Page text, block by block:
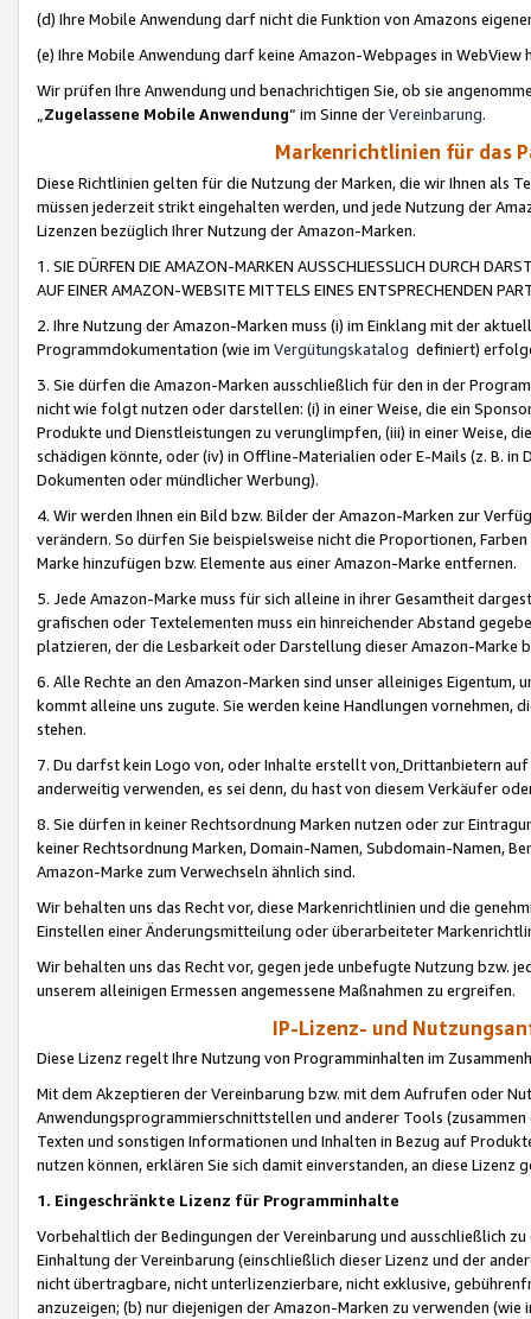
(d) Ihre Mobile Anwendung darf nicht die Funktion von Amazons
(e) Ihre Mobile Anwendung darf keine Amazon-Webpages in WebView
Wir prüfen Ihre Anwendung und benachrichtigen Sie, ob sie
„Zugelassene Mobile Anwendung“ im Sinne derVereinbarung.
Markenrichtlinien für das
Diese Richtlinien gelten für die Nutzung der Marken, die wir Ihnen als
müssen jederzeit strikt eingehalten werden, und jede Nutzung der
Lizenzen bezüglich Ihrer Nutzung der Amazon-Marken.
1. SIE DÜRFEN DIE AMAZON-MARKEN AUSSCHLIESSLICH DURCH
AUF EINER AMAZON-WEBSITE MITTELS EINES ENTSPRECHENDEN
2. Ihre Nutzung der Amazon-Marken muss (i) im Einklang mit der
Programmdokumentation (wie im Vergütungskatalog definiert)
3. Sie dürfen die Amazon-Marken ausschließlich für den in der
nicht wie folgt nutzen oder darstellen: (i) in einer Weise, die ein
Produkte und Dienstleistungen zu verunglimpfen, (iii) in einer Weise,
schädigen könnte, oder (iv) in Offline-Materialien oder E-Mails (z. B. in
Dokumenten oder mündlicher Werbung).
4. Wir werden Ihnen ein Bild bzw. Bilder der Amazon-Marken zur
verändern. So dürfen Sie beispielsweise nicht die Proportionen,
Marke hinzufügen bzw. Elemente aus einer Amazon-Marke entfernen.
5. Jede Amazon-Marke muss für sich alleine in ihrer Gesamtheit
grafischen oder Textelementen muss ein hinreichender Abstand
platzieren, der die Lesbarkeit oder Darstellung dieser Amazon-Marke
6. Alle Rechte an den Amazon-Marken sind unser alleiniges
kommt alleine uns zugute. Sie werden keine Handlungen vornehmen,
stehen.
7. Du darfst kein Logo von, oder Inhalte erstellt von,Drittanbietern auf
anderweitig verwenden, es sei denn, du hast von diesem Verkäufer
8. Sie dürfen in keiner Rechtsordnung Marken nutzen oder zur
keiner Rechtsordnung Marken, Domain-Namen, Subdomain-Namen,
Amazon-Marke zum Verwechseln ähnlich sind.
Wir behalten uns das Recht vor, diese Markenrichtlinien und die
Einstellen einer Änderungsmitteilung oder überarbeiteter
Wir behalten uns das Recht vor, gegen jede unbefugte Nutzung bzw.
unserem alleinigen Ermessen angemessene Maßnahmen zu ergreifen.
IP-Lizenz- und
Diese Lizenz regelt Ihre Nutzung von Programminhalten im
Mit dem Akzeptieren der Vereinbarung bzw. mit dem Aufrufen oder
Anwendungsprogrammierschnittstellen und anderer Tools (zusammen
Texten und sonstigen Informationen und Inhalten in Bezug auf
nutzen können, erklären Sie sich damit einverstanden, an diese Lizenz
1. Eingeschränkte Lizenz für Programminhalte
Vorbehaltlich der Bedingungen der Vereinbarung und ausschließlich
Einhaltung der Vereinbarung (einschließlich dieser Lizenz und der
nicht übertragbare, nicht unterlizenzierbare, nicht exklusive,
anzuzeigen; (b) nur diejenigen der Amazon-Marken zu verwenden